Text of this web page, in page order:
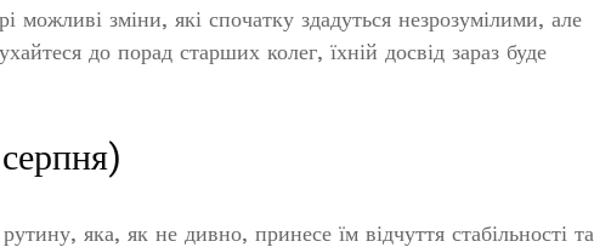
можливі зміни, які спочатку здадуться незрозумілими, але
до порад старших колег, їхній досвід зараз буде
яка, як не дивно, принесе їм відчуття стабільності та